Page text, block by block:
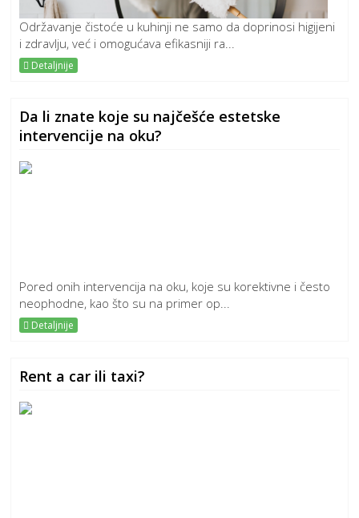
Održavanje čistoće u kuhinji ne samo da doprinosi higijeni
i zdravlju, već i omogućava efikasniji ra...
Detaljnije
Da li znate koje su najčešće estetske
intervencije na oku?
Pored onih intervencija na oku, koje su korektivne i često
neophodne, kao što su na primer op...
Detaljnije
Rent a car ili taxi?